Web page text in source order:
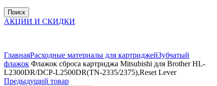
Поиск
АКЦИИ И СКИДКИ
ГлавнаяРасходные материалы для картриджейЗубчатый
флажок Флажок сброса картриджа Mitsubishi для Brother HL-
L2300DR/DCP-L2500DR(TN-2335/2375),Reset Lever
Предыдущий товар